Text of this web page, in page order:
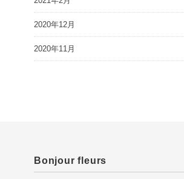
2020年12月
2020年11月
Bonjour fleurs